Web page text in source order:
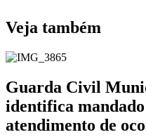
Veja também
Guarda Civil
identifica
atendimento de